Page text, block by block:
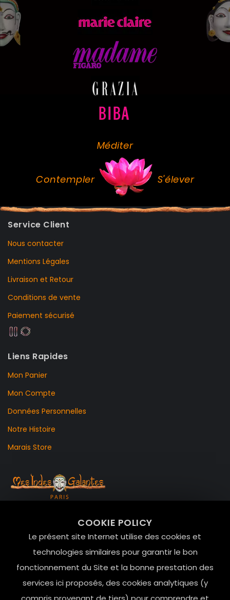
COOKIE POLICY
Le présent site Internet utilise des cookies et
technologies similaires pour garantir le bon
fonctionnement du Site et la bonne prestation des
services ici proposés, des cookies analytiques (y
Méditer
Contempler S'élever
Service Client
Nous contacter
Mentions Légales
Livraison et Retour
Conditions de vente
Paiement sécurisé
Liens Rapides
Mon Panier
Mon Compte
Données Personnelles
Notre Histoire
Marais Store
Le Marais, 75004 Paris
contact@mesindesgalantes.com
01.42.72.42.51